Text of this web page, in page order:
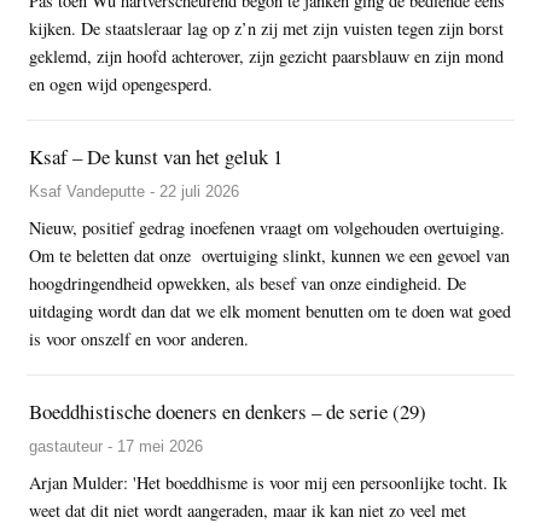
kijken. De staatsleraar lag op z’n zij met zijn vuisten tegen zijn borst
geklemd, zijn hoofd achterover, zijn gezicht paarsblauw en zijn mond
en ogen wijd opengesperd.
Ksaf – De kunst van het geluk 1
Ksaf Vandeputte - 22 juli 2026
Nieuw, positief gedrag inoefenen vraagt om volgehouden overtuiging.
Om te beletten dat onze overtuiging slinkt, kunnen we een gevoel van
hoogdringendheid opwekken, als besef van onze eindigheid. De
uitdaging wordt dan dat we elk moment benutten om te doen wat goed
is voor onszelf en voor anderen.
Boeddhistische doeners en denkers – de serie (29)
gastauteur - 17 mei 2026
Arjan Mulder: 'Het boeddhisme is voor mij een persoonlijke tocht. Ik
weet dat dit niet wordt aangeraden, maar ik kan niet zo veel met